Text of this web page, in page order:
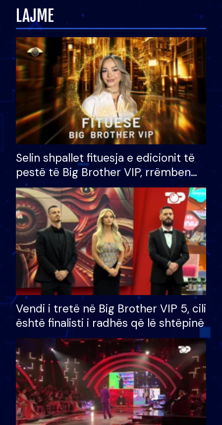
LAJME
Selin shpallet fituesja e edicionit të
pestë të Big Brother VIP, rrëmben
çmimin e madh prej 100 mijë eurosh
Vendi i tretë në Big Brother VIP 5, cili
është finalisti i radhës që lë shtëpinë